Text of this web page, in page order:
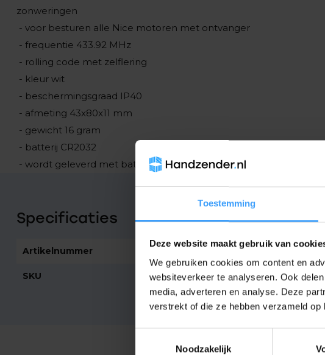
Toestemming
Deze website maakt gebruik van
We gebruiken cookies om content en
websiteverkeer te analyseren. Ook
media, adverteren en analyse. Deze
verstrekt of die ze hebben verzameld
Noodzakelijk
zonweringen
- voor besturen alle Nice motoren met ontvanger
- frequentie 433.92 MHz
- rolling code met zelflering
- kleur wit
- beschermingsgraad IP40
- afmeting 43x80x11 mm
- gewicht 16 gram
- batterij CR2032
- wordt geleverd met batterij en wandhouder
Specificaties
Artikelnummer
SKU MW1